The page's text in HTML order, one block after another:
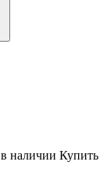
в наличии Купить